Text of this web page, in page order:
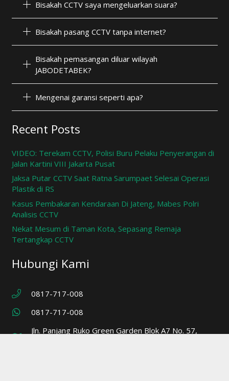
Bisakah CCTV saya mengeluarkan suara?
Bisakah pasang CCTV tanpa internet?
Bisakah pemasangan diluar wilayah
JABODETABEK?
Mengenai garansi seperti apa?
Recent Posts
VIDEO: Terekam CCTV, Polisi Buru Pelaku Penyerangan di
Jalan Kartini VIII Jakarta Pusat
Jaksa Putar CCTV Saat Ratna Sarumpaet Selesai Operasi
Plastik di RS
Kasus Pembakaran Kendaraan Di Jateng, Mabes Polri
Analisis CCTV
Nekat Mesum di Taman Kota, Sepasang Remaja
Tertangkap CCTV
Hubungi Kami
0817-717-008
0817-717-008
Jln. Panjang Ruko Green Garden Blok A7 No. 57,